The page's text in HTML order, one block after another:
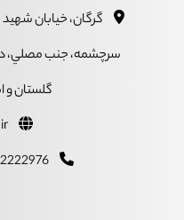
گرگان، خيابان
سرچشمه، جنب مصلي،
گلستان و